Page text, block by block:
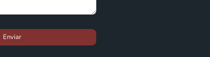
Enviar